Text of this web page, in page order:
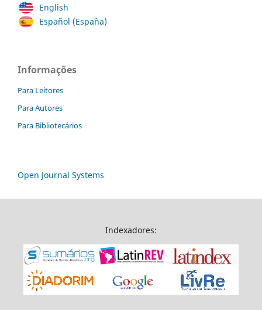
English
Español (España)
Informações
Para Leitores
Para Autores
Para Bibliotecários
Open Journal Systems
Indexadores: